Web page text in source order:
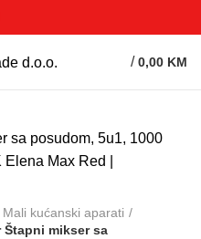
/ 0,00 KM
Mali kućanski aparati
Štapni mikser sa